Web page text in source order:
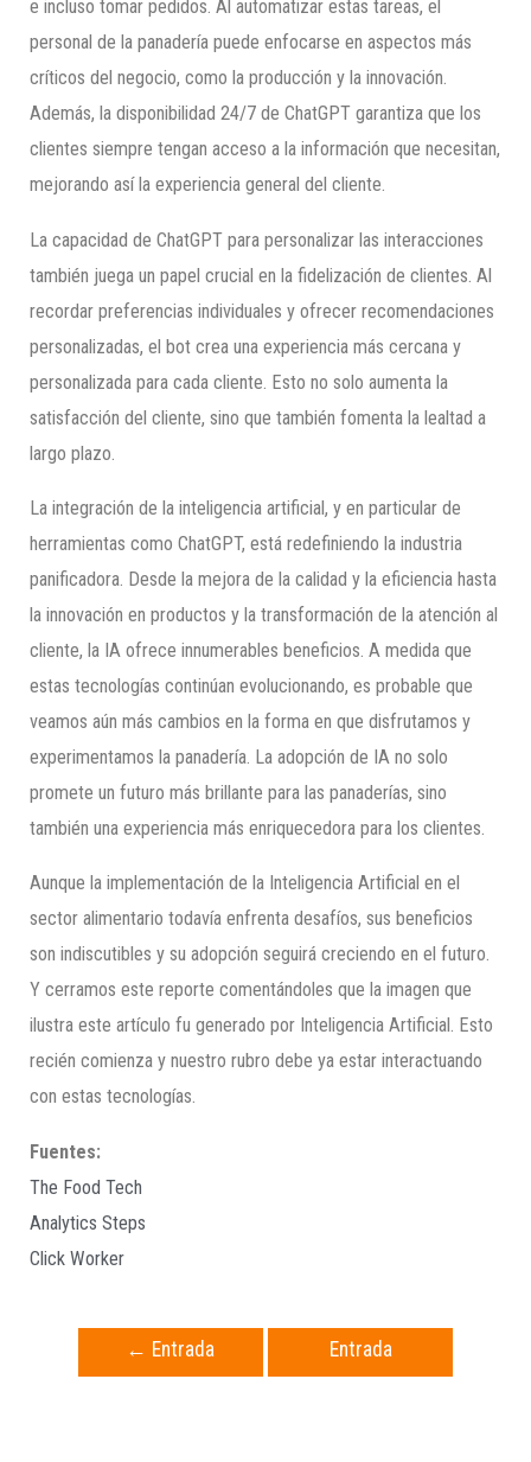
e incluso tomar pedidos. Al automatizar estas tareas, el
personal de la panadería puede enfocarse en aspectos más
críticos del negocio, como la producción y la innovación.
Además, la disponibilidad 24/7 de ChatGPT garantiza que los
clientes siempre tengan acceso a la información que necesitan,
mejorando así la experiencia general del cliente.
La capacidad de ChatGPT para personalizar las interacciones
también juega un papel crucial en la fidelización de clientes. Al
recordar preferencias individuales y ofrecer recomendaciones
personalizadas, el bot crea una experiencia más cercana y
personalizada para cada cliente. Esto no solo aumenta la
satisfacción del cliente, sino que también fomenta la lealtad a
largo plazo.
La integración de la inteligencia artificial, y en particular de
herramientas como ChatGPT, está redefiniendo la industria
panificadora. Desde la mejora de la calidad y la eficiencia hasta
la innovación en productos y la transformación de la atención al
cliente, la IA ofrece innumerables beneficios. A medida que
estas tecnologías continúan evolucionando, es probable que
veamos aún más cambios en la forma en que disfrutamos y
experimentamos la panadería. La adopción de IA no solo
promete un futuro más brillante para las panaderías, sino
también una experiencia más enriquecedora para los clientes.
Aunque la implementación de la Inteligencia Artificial en el
sector alimentario todavía enfrenta desafíos, sus beneficios
son indiscutibles y su adopción seguirá creciendo en el futuro.
Y cerramos este reporte comentándoles que la imagen que
ilustra este artículo fu generado por Inteligencia Artificial. Esto
recién comienza y nuestro rubro debe ya estar interactuando
con estas tecnologías.
Fuentes:
The Food Tech
Analytics Steps
Click Worker
← Entrada
Entrada